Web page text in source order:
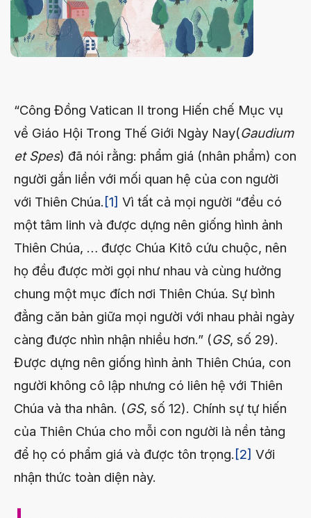
“Công Đồng Vatican II trong Hiến chế Mục vụ
về Giáo Hội Trong Thế Giới Ngày Nay(Gaudium
et Spes) đã nói rằng: phẩm giá (nhân phẩm) con
người gắn liền với mối quan hệ của con người
với Thiên Chúa. [1] Vì tất cả mọi người “đều có
một tâm linh và được dựng nên giống hình ảnh
Thiên Chúa, … được Chúa Kitô cứu chuộc, nên
họ đều được mời gọi như nhau và cùng hưởng
chung một mục đích nơi Thiên Chúa. Sự bình
đẳng căn bản giữa mọi người với nhau phải ngày
càng được nhìn nhận nhiều hơn.” (GS, số 29).
Được dựng nên giống hình ảnh Thiên Chúa, con
người không cô lập nhưng có liên hệ với Thiên
Chúa và tha nhân. (GS, số 12). Chính sự tự hiến
của Thiên Chúa cho mỗi con người là nền tảng
để họ có phẩm giá và được tôn trọng. [2] Với
nhận thức toàn diện này.